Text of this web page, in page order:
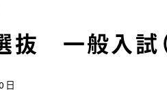
抜 一般入試（
日